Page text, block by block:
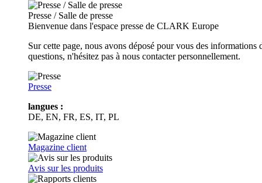
Presse / Salle de presse
Bienvenue dans l'espace presse de CLARK Europe
Sur cette page, nous avons déposé pour vous des
questions, n'hésitez pas à nous contacter personnellement.
Presse
langues :
DE, EN, FR, ES, IT, PL
Magazine client
Avis sur les produits